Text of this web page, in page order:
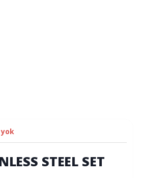
STEEL SET